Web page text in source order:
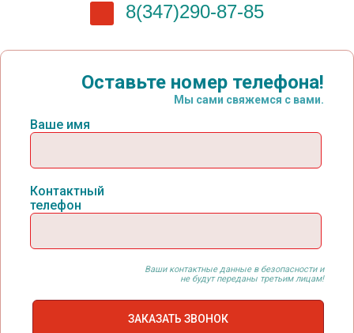
8(347)290-87-85
Оставьте номер телефона!
Мы сами свяжемся с вами.
Ваше имя
Контактный
телефон
Ваши контактные данные в безопасности и
не будут переданы третьим лицам!